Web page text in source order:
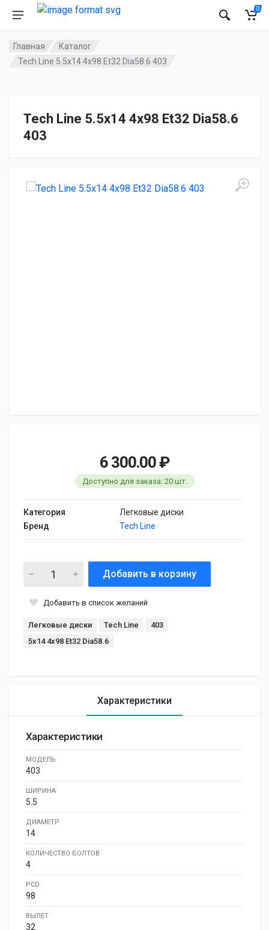
0
Главная
Каталог
Tech Line 5.5x14 4x98 Et32 Dia58.6 403
Tech Line 5.5x14 4x98 Et32 Dia58.6
403
6 300.00 ₽
Доступно для заказа: 20 шт.
Категория
Легковые диски
Бренд
Tech Line
Добавить в корзину
Добавить в список желаний
Легковые диски Tech Line
403
5x14 4x98 Et32 Dia58.6
Характеристики
Характеристики
МОДЕЛЬ
403
ШИРИНА
5.5
ДИАМЕТР
14
КОЛИЧЕСТВО БОЛТОВ
4
PCD
98
ВЫЛЕТ
32